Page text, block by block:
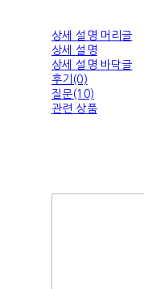
상세 설명 머리글
상세 설명
상세 설명 바닥글
후기(0)
질문(10)
관련 상품